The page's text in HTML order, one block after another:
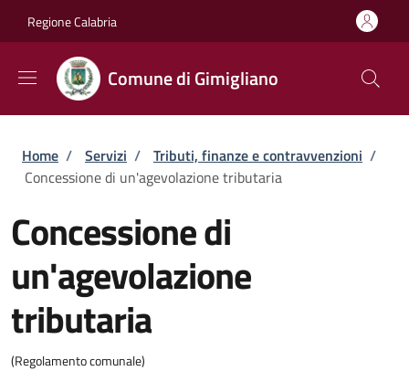
Regione Calabria
Comune di Gimigliano
Briciole di pane
Home / Servizi / Tributi, finanze e contravvenzioni /
Concessione di un'agevolazione tributaria
Concessione di
un'agevolazione
tributaria
(Regolamento comunale)